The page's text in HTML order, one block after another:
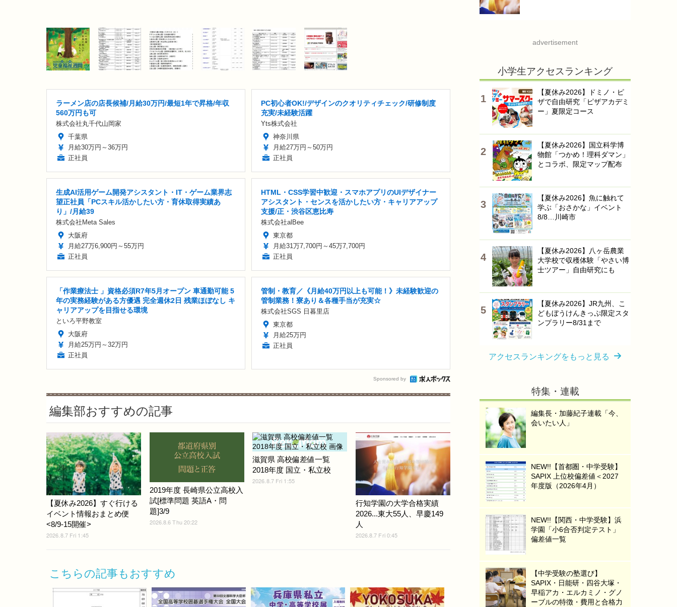
ラーメン店の店長候補/月給30万円/最短1年で昇格/年収
560万円も可
株式会社丸千代山岡家
千葉県
月給30万円～36万円
正社員
PC初心者OK!/デザインのクオリティチェック/研修制度
充実/未経験活躍
Yts株式会社
神奈川県
月給27万円～50万円
正社員
生成AI活用ゲーム開発アシスタント・IT・ゲーム業界志
望正社員「PCスキル活かしたい方・育休取得実績あ
り」/月給39
株式会社Meta Sales
大阪府
月給27万6,900円～55万円
正社員
HTML・CSS学習中歓迎・スマホアプリのUIデザイナー
アシスタント・センスを活かしたい方・キャリアアップ
支援/正・渋谷区恵比寿
株式会社alBee
東京都
月給31万7,700円～45万7,700円
正社員
「作業療法士 」資格必須R7年5月オープン 車通勤可能 5
年の実務経験がある方優遇 完全週休2日 残業ほぼなし キ
ャリアアップを目指せる環境
といろ平野教室
大阪府
月給25万円～32万円
正社員
管制・教育／《月給40万円以上も可能！》未経験歓迎の
管制業務！寮あり＆各種手当が充実☆
株式会社SGS 日暮里店
東京都
月給25万円
正社員
Sponsored by
編集部おすすめの記事
【夏休み2026】すぐ行ける
イベント情報おまとめ便
<8/9-15開催>
2026.8.7 Fri 1:45
2019年度 長崎県公立高校入
試[標準問題 英語A・問
題]3/9
2026.8.6 Thu 20:22
滋賀県 高校偏差値一覧
2018年度 国立・私立校
2026.8.7 Fri 1:55
行知学園の大学合格実績
2026...東大55人、早慶149
人
2026.8.7 Fri 0:45
こちらの記事もおすすめ
advertisement
小学生アクセスランキング
【夏休み2026】ドミノ・ピ
ザで自由研究「ピザアカデミ
ー」夏限定コース
【夏休み2026】国立科学博
物館「つかめ！理科ダマン」
とコラボ、限定マップ配布
【夏休み2026】魚に触れて
学ぶ「おさかな」イベント
8/8…川崎市
【夏休み2026】八ヶ岳農業
大学校で収穫体験「やさい博
士ツアー」自由研究にも
【夏休み2026】JR九州、こ
どもぼうけんきっぷ限定スタ
ンプラリー8/31まで
アクセスランキングをもっと見る
特集・連載
編集長・加藤紀子連載「今、
会いたい人」
NEW!!【首都圏・中学受験】
SAPIX 上位校偏差値＜2027
年度版（2026年4月）
NEW!!【関西・中学受験】浜
学園「小6合否判定テスト」
偏差値一覧
【中学受験の塾選び】
SAPIX・日能研・四谷大塚・
早稲アカ・エルカミノ・グノ
ーブルの特徴・費用と合格力